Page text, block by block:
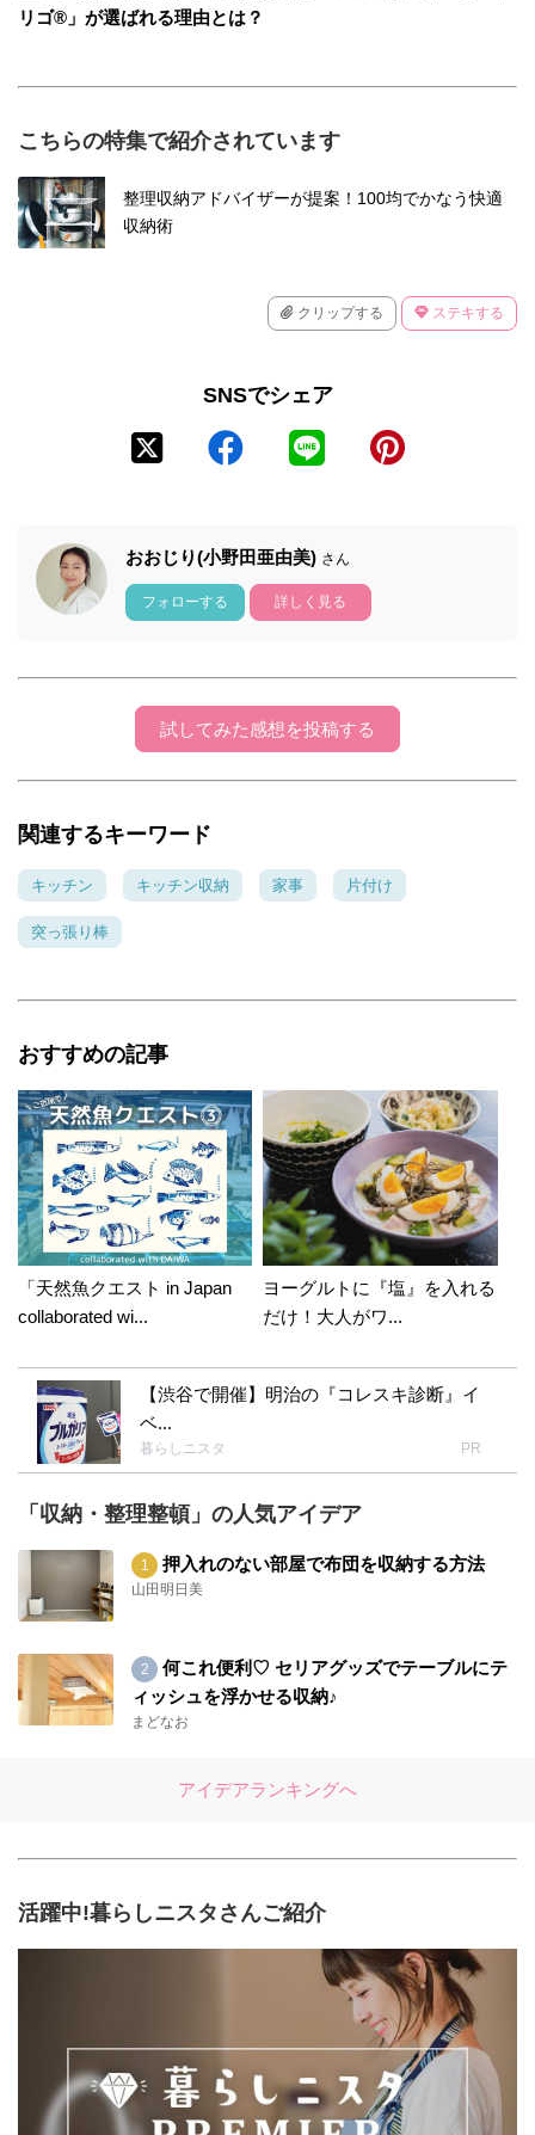
リゴ®」が選ばれる理由とは？
こちらの特集で紹介されています
整理収納アドバイザーが提案！100均でかなう快適
収納術
クリップする ステキする
SNSでシェア
おおじり(小野田亜由美) さん
フォローする 詳しく見る
試してみた感想を投稿する
関連するキーワード
キッチン キッチン収納 家事 片付け
突っ張り棒
おすすめの記事
「天然魚クエスト in Japan
collaborated wi...
ヨーグルトに『塩』を入れる
だけ！大人がワ...
【渋谷で開催】明治の『コレスキ診断』イ
ベ...
暮らしニスタ PR
「収納・整理整頓」の人気アイデア
押入れのない部屋で布団を収納する方法
山田明日美
何これ便利♡ セリアグッズでテーブルにテ
ィッシュを浮かせる収納♪
まどなお
アイデアランキングへ
活躍中!暮らしニスタさんご紹介